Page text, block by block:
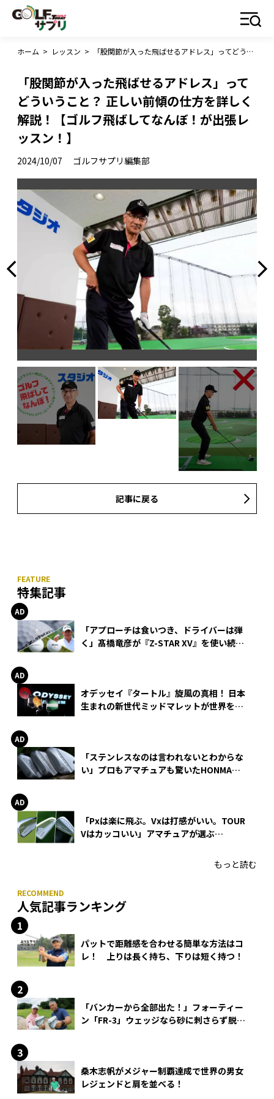
ホーム > レッスン > 「股関節が入った飛ばせるアドレス」ってどういうこと？ 正しい前傾の仕方を詳しく解説！【ゴルフ飛ばしてなんぼ！が出張レッスン！】
「股関節が入った飛ばせるアドレス」って
どういうこと？ 正しい前傾の仕方を詳しく
解説！【ゴルフ飛ばしてなんぼ！が出張レ
ッスン！】
2024/10/07 ゴルフサプリ編集部
記事に戻る
特集記事
「アプローチは食いつき、ドライバーは弾
く」髙橋竜彦が『Z-STAR XV』を使い続け
オデッセイ『タートル』旋風の真相！ 日本
生まれの新世代ミッドマレットが世界を席
「ステンレスなのは言われないとわからな
い」プロもアマチュアも驚いたHONMA
「Pxは楽に飛ぶ。Vxは打感がいい。TOUR
Vはカッコいい」アマチュアが選ぶ
もっと読む
人気記事ランキング
パットで距離感を合わせる簡単な方法はコ
レ！ 上りは長く持ち、下りは短く持つ！
「バンカーから全部出た！」フォーティー
ン「FR-3」ウェッジなら砂に刺さらず脱出
桑木志帆がメジャー制覇達成で世界の男女
レジェンドと肩を並べる！